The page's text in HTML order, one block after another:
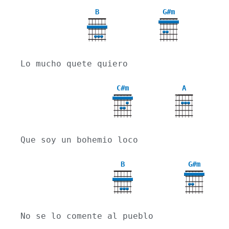
B G#m
4
Lo mucho quete quiero
C#m
4
A
X
Que soy un bohemio loco
B G#m
4
No se lo comente al pueblo